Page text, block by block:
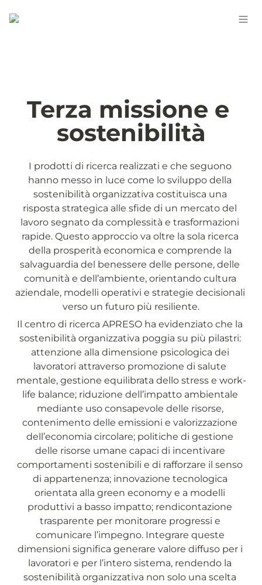
Terza missione e
sostenibilità
I prodotti di ricerca realizzati e che seguono
hanno messo in luce come lo sviluppo della
sostenibilità organizzativa costituisca una
risposta strategica alle sfide di un mercato del
lavoro segnato da complessità e trasformazioni
rapide. Questo approccio va oltre la sola ricerca
della prosperità economica e comprende la
salvaguardia del benessere delle persone, delle
comunità e dell’ambiente, orientando cultura
aziendale, modelli operativi e strategie decisionali
verso un futuro più resiliente.
Il centro di ricerca APRESO ha evidenziato che la
sostenibilità organizzativa poggia su più pilastri:
attenzione alla dimensione psicologica dei
lavoratori attraverso promozione di salute
mentale, gestione equilibrata dello stress e work-
life balance; riduzione dell’impatto ambientale
mediante uso consapevole delle risorse,
contenimento delle emissioni e valorizzazione
dell’economia circolare; politiche di gestione
delle risorse umane capaci di incentivare
comportamenti sostenibili e di rafforzare il senso
di appartenenza; innovazione tecnologica
orientata alla green economy e a modelli
produttivi a basso impatto; rendicontazione
trasparente per monitorare progressi e
comunicare l’impegno. Integrare queste
dimensioni significa generare valore diffuso per i
lavoratori e per l’intero sistema, rendendo la
sostenibilità organizzativa non solo una scelta